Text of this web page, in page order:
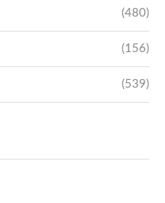
(480)
(156)
(539)